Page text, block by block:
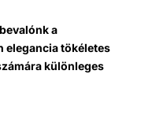
a
elegancia tökéletes
különleges